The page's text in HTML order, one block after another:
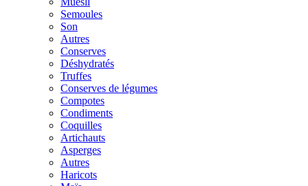
Semoules
Son
Autres
Conserves
Déshydratés
Truffes
Conserves de légumes
Compotes
Condiments
Coquilles
Artichauts
Asperges
Autres
Haricots